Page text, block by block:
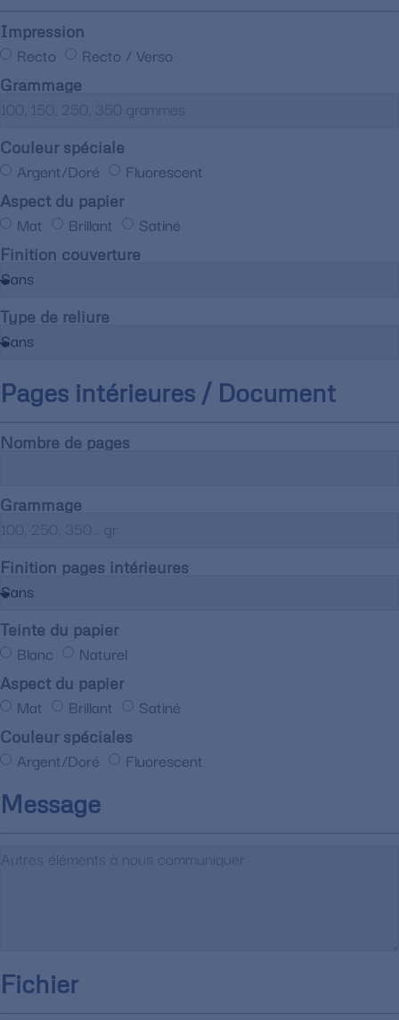
Impression
Recto Recto / Verso
Grammage
Couleur spéciale
Argent/Doré Fluorescent
Aspect du papier
Mat Brillant Satiné
Finition couverture
Type de reliure
Pages intérieures / Document
Nombre de pages
Grammage
Finition pages intérieures
Teinte du papier
Blanc Naturel
Aspect du papier
Mat Brillant Satiné
Couleur spéciales
Argent/Doré Fluorescent
Message
Fichier